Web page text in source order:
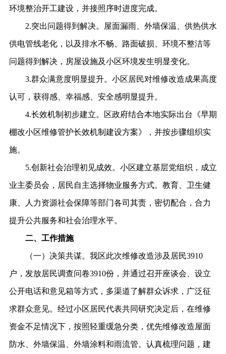
环境整治开工建设，并接照序时进度完成。
2.突出问题得到解决。屋面漏雨、外墙保温、供热供水
供电管线老化，以及排水不畅、路面破损、环境不整洁等
问题得到解决，房屋设施及小区环境发生明显变化。
3.群众满意度明显提升。小区居民对维修改造成果高度
认可，获得感、幸福感、安全感明显提升。
4.长效机制初步建立。区政府结合本地实际出台《早期
棚改小区维修管护长效机制建设方案》，并按步骤组织实
施。
5.创新社会治理初见成效。小区建立基层党组织，成立
业主委员会，居民自主选择物业服务方式。教育、卫生健
康、人力资源社会保障等部门各司其责，密切配合，合力
提升公共服务和社会治理水平。
二、工作措施
（一）决策共谋。我区此次维修改造涉及居民3910
户，发放居民调查问卷3910份，并通过召开座谈会、设立
公开电话和意见箱等方式，多渠道了解群众诉求，广泛征
求群众意见。经过小区居民代表共同研究决定后，在维修
资金不足情况下，按照轻重缓急分类，优先维修改造屋面
防水、外墙保温、外墙涂料和雨流管。认真梳理问题，建